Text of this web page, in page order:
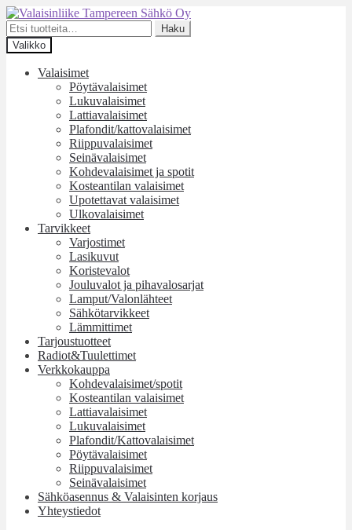
Siirry
navigointiin
Siirry
sisältöön
Etsi:
Haku
Valikko
Valaisimet
Pöytävalaisimet
Lukuvalaisimet
Lattiavalaisimet
Plafondit/kattovalaisimet
Riippuvalaisimet
Seinävalaisimet
Kohdevalaisimet ja spotit
Kosteantilan valaisimet
Upotettavat valaisimet
Ulkovalaisimet
Tarvikkeet
Varjostimet
Lasikuvut
Koristevalot
Jouluvalot ja pihavalosarjat
Lamput/Valonlähteet
Sähkötarvikkeet
Lämmittimet
Tarjoustuotteet
Radiot&Tuulettimet
Verkkokauppa
Kohdevalaisimet/spotit
Kosteantilan valaisimet
Lattiavalaisimet
Lukuvalaisimet
Plafondit/Kattovalaisimet
Pöytävalaisimet
Riippuvalaisimet
Seinävalaisimet
Sähköasennus & Valaisinten korjaus
Yhteystiedot